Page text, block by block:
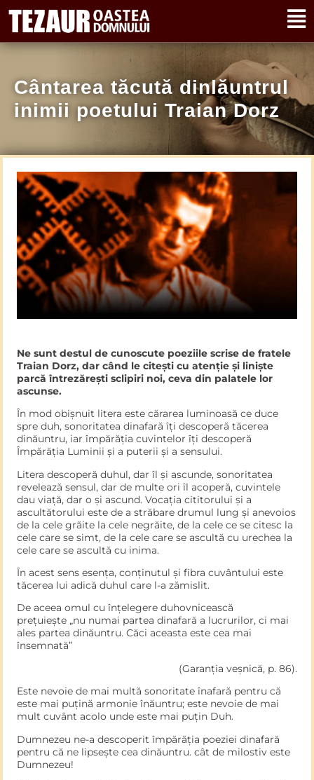
Cântarea tăcută dinlăuntrul
inimii poetului Traian Dorz
Ne sunt destul de cunoscute poeziile scrise de fratele
Traian Dorz, dar când le citești cu atenție și liniște
parcă întrezărești sclipiri noi, ceva din palatele lor
ascunse.
În mod obișnuit litera este cărarea luminoasă ce duce
spre duh, sonoritatea dinafară îți descoperă tăcerea
dinăuntru, iar împărăția cuvintelor îți descoperă
Împărăția Luminii și a puterii și a sensului.
Litera descoperă duhul, dar îl și ascunde, sonoritatea
revelează sensul, dar de multe ori îl acoperă, cuvintele
dau viață, dar o și ascund. Vocația cititorului și a
ascultătorului este de a străbare drumul lung și anevoios
de la cele grăite la cele negrăite, de la cele ce se citesc la
cele care se simt, de la cele care se ascultă cu urechea la
cele care se ascultă cu inima.
În acest sens esența, conținutul și fibra cuvântului este
tăcerea lui adică duhul care l-a zămislit.
De aceea omul cu înțelegere duhovnicească
prețuiește „nu numai partea dinafară a lucrurilor, ci mai
ales partea dinăuntru. Căci aceasta este cea mai
însemnată”
(Garanția veșnică, p. 86).
Este nevoie de mai multă sonoritate înafară pentru că
este mai puțină armonie înăuntru; este nevoie de mai
mult cuvânt acolo unde este mai puțin Duh.
Dumnezeu ne-a descoperit împărăția poeziei dinafară
pentru că ne lipsește cea dinăuntru. cât de milostiv este
Dumnezeu!